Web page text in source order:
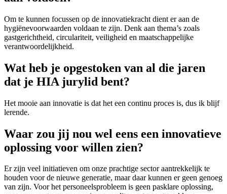
Om te kunnen focussen op de innovatiekracht dient er aan de
hygiënevoorwaarden voldaan te zijn. Denk aan thema’s zoals
gastgerichtheid, circulariteit, veiligheid en maatschappelijke
verantwoordelijkheid.
Wat heb je opgestoken van al die jaren
dat je HIA jurylid bent?
Het mooie aan innovatie is dat het een continu proces is, dus ik blijf
lerende.
Waar zou jij nou wel eens een innovatieve
oplossing voor willen zien?
Er zijn veel initiatieven om onze prachtige sector aantrekkelijk te
houden voor de nieuwe generatie, maar daar kunnen er geen genoeg
van zijn. Voor het personeelsprobleem is geen pasklare oplossing,